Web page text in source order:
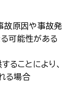
故原因や事故発
可能性がある
ることにより、
る場合